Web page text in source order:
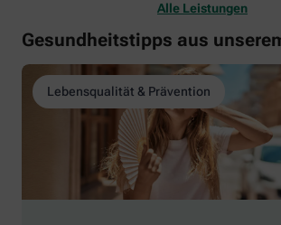
Alle Leistungen
Gesundheitstipps aus
Lebensqualität & Prävention